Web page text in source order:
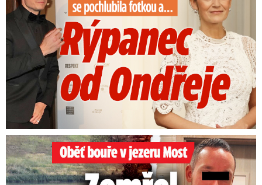
Oběť bouře v jezeru Most: Zemřel táta Dominik (†28)